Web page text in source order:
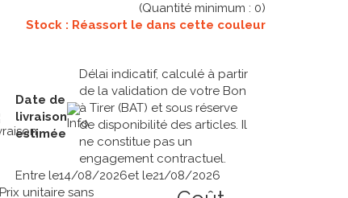
(Quantité minimum : 0)
Stock : Réassort le dans cette couleur
Date de
livraison
estimée
Délai indicatif, calculé à partir
de la validation de votre Bon
à Tirer (BAT) et sous réserve
de disponibilité des articles. Il
ne constitue pas un
engagement contractuel.
Entre le14/08/2026et le21/08/2026
Prix unitaire sans